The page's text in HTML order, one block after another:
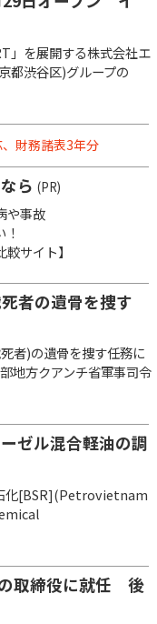
」を展開する株式会社エ
都渋谷区)グループの
、財務諸表3年分
ら (PR)
や事故
サイト】
者の遺骨を捜す
者)の遺骨を捜す任務に
地方クアンチ省軍事司令
ゼル混合軽油の調
化[BSR](Petrovietnam
取締役に就任 後